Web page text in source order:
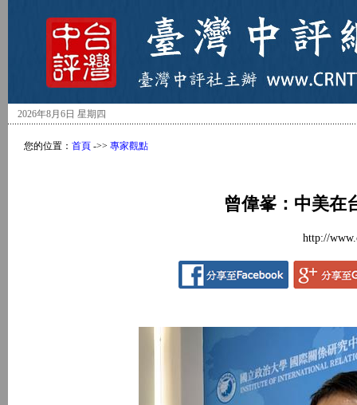
2026年8月6日 星期四
您的位置： 首頁 ->> 專家觀點
曾偉峯：中美
http://